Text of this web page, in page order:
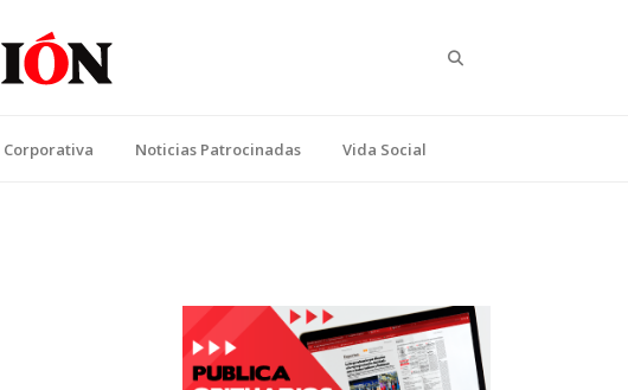
Corporativa Noticias Patrocinadas Vida Social